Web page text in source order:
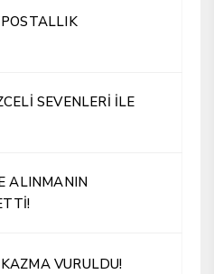
SEVENLERİ İLE
ALINMANIN
VURULDU!